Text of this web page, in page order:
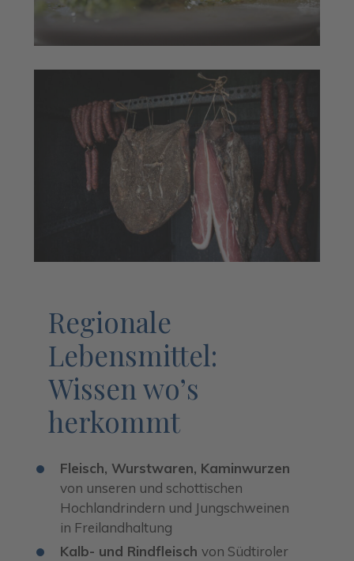
Regionale
Lebensmittel:
Wissen wo’s
herkommt
Fleisch, Wurstwaren, Kaminwurzen
von unseren und schottischen
Hochlandrindern und Jungschweinen
in Freilandhaltung
Kalb- und Rindfleisch von Südtiroler